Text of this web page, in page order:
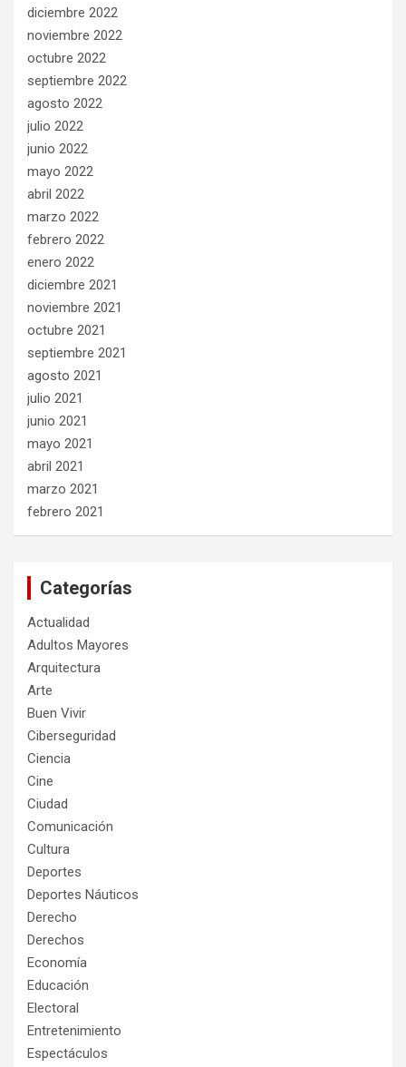
diciembre 2022
noviembre 2022
octubre 2022
septiembre 2022
agosto 2022
julio 2022
junio 2022
mayo 2022
abril 2022
marzo 2022
febrero 2022
enero 2022
diciembre 2021
noviembre 2021
octubre 2021
septiembre 2021
agosto 2021
julio 2021
junio 2021
mayo 2021
abril 2021
marzo 2021
febrero 2021
Categorías
Actualidad
Adultos Mayores
Arquitectura
Arte
Buen Vivir
Ciberseguridad
Ciencia
Cine
Ciudad
Comunicación
Cultura
Deportes
Deportes Náuticos
Derecho
Derechos
Economía
Educación
Electoral
Entretenimiento
Espectáculos